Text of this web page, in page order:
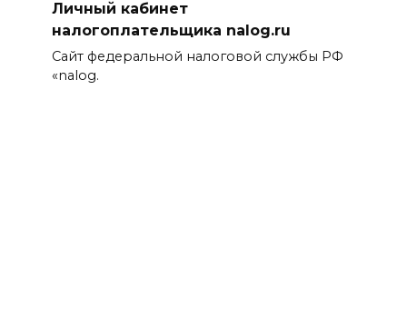
Личный кабинет
налогоплательщика nalog.ru
Сайт федеральной налоговой службы РФ
«nalog.